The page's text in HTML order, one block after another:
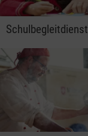
Schulbegleitdienst